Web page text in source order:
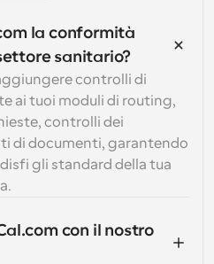
la conformità
sanitario?
controlli di
ai tuoi moduli di routing,
controlli dei
di documenti, garantendo
gli standard della tua
con il nostro